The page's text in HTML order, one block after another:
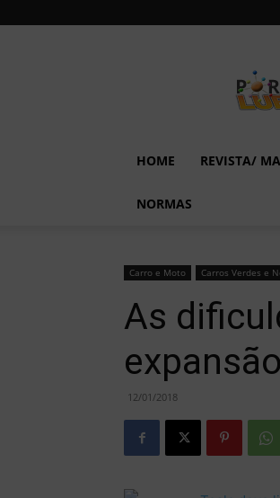
HOME REVISTA/
NORMAS
Carro e Moto Carros Verdes e
As
12/01/2018